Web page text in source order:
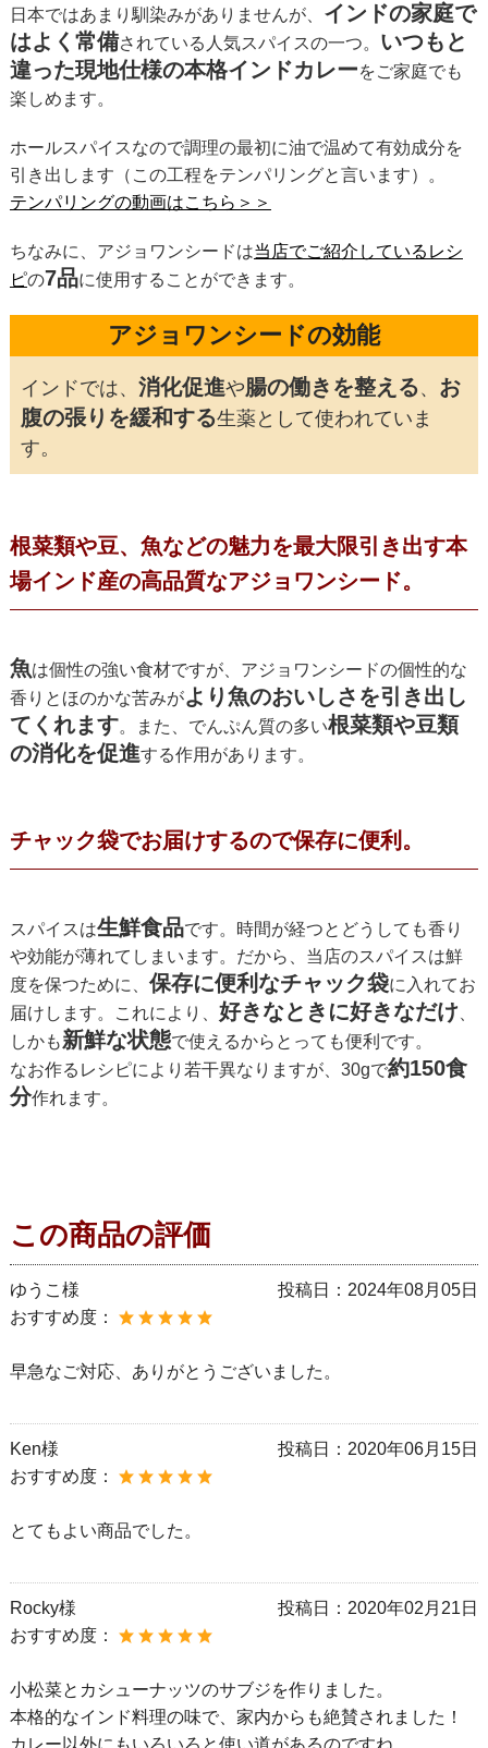
日本ではあまり馴染みがありませんが、 インドの家庭で
はよく常備されている人気スパイスの一つ。 いつもと
違った現地仕様の本格インドカレーをご家庭でも
楽しめます。
ホールスパイスなので調理の最初に油で温めて有効成分を
引き出します（この工程をテンパリングと言います）。
テンパリングの動画はこちら＞＞
ちなみに、アジョワンシードは当店でご紹介しているレシ
ピの7品に使用することができます。
アジョワンシードの効能
インドでは、 消化促進や腸の働きを整える 、 お
腹の張りを緩和する生薬として使われていま
す。
根菜類や豆、魚などの魅力を最大限引き出す本
場インド産の高品質なアジョワンシード。
魚は個性の強い食材ですが、アジョワンシードの個性的な
香りとほのかな苦みがより魚のおいしさを引き出し
てくれます。また、でんぷん質の多い根菜類や豆類
の消化を促進する作用があります。
チャック袋でお届けするので保存に便利。
スパイスは生鮮食品です。時間が経つとどうしても香り
や効能が薄れてしまいます。だから、当店のスパイスは鮮
度を保つために、 保存に便利なチャック袋に入れてお
届けします。これにより、 好きなときに好きなだけ
しかも新鮮な状態で使えるからとっても便利です。
なお作るレシピにより若干異なりますが、30gで約150食
分作れます。
この商品の評価
ゆうこ様 投稿日： 2024年08月05日
おすすめ度：
早急なご対応、ありがとうございました。
Ken様 投稿日： 2020年06月15日
おすすめ度：
とてもよい商品でした。
Rocky様 投稿日： 2020年02月21日
おすすめ度：
小松菜とカシューナッツのサブジを作りました。
本格的なインド料理の味で、家内からも絶賛されました！
カレー以外にもいろいろと使い道があるのですね。